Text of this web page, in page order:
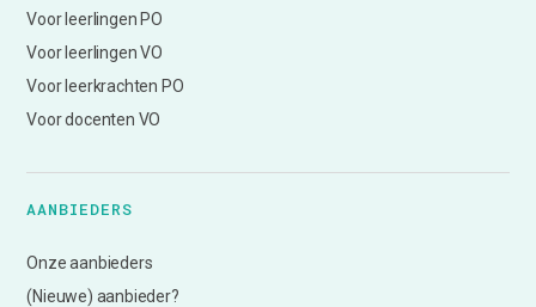
Voor leerlingen PO
Voor leerlingen VO
Voor leerkrachten PO
Voor docenten VO
AANBIEDERS
Onze aanbieders
(Nieuwe) aanbieder?